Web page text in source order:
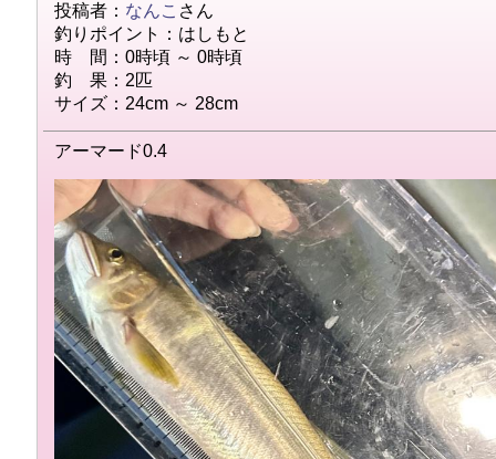
投稿者： なんこ さん
釣りポイント：はしもと
時 間：0時頃 ～ 0時頃
釣 果：2匹
サイズ：24cm ～ 28cm
アーマード0.4